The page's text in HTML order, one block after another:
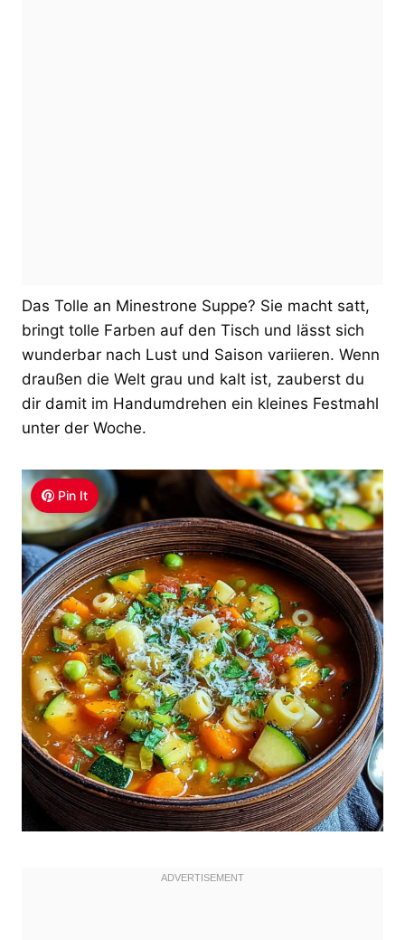
Das Tolle an Minestrone Suppe? Sie macht satt,
bringt tolle Farben auf den Tisch und lässt sich
wunderbar nach Lust und Saison variieren. Wenn
draußen die Welt grau und kalt ist, zauberst du
dir damit im Handumdrehen ein kleines Festmahl
unter der Woche.
Pin It